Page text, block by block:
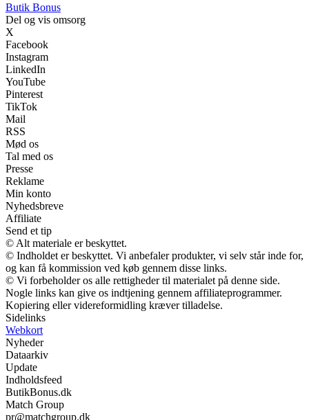
Butik Bonus
Del og vis omsorg
X
Facebook
Instagram
LinkedIn
YouTube
Pinterest
TikTok
Mail
RSS
Mød os
Tal med os
Presse
Reklame
Min konto
Nyhedsbreve
Affiliate
Send et tip
© Alt materiale er beskyttet.
© Indholdet er beskyttet. Vi anbefaler produkter, vi selv står inde for,
og kan få kommission ved køb gennem disse links.
© Vi forbeholder os alle rettigheder til materialet på denne side.
Nogle links kan give os indtjening gennem affiliateprogrammer.
Kopiering eller videreformidling kræver tilladelse.
Sidelinks
Webkort
Nyheder
Dataarkiv
Update
Indholdsfeed
ButikBonus.dk
Match Group
pr@matchgroup.dk